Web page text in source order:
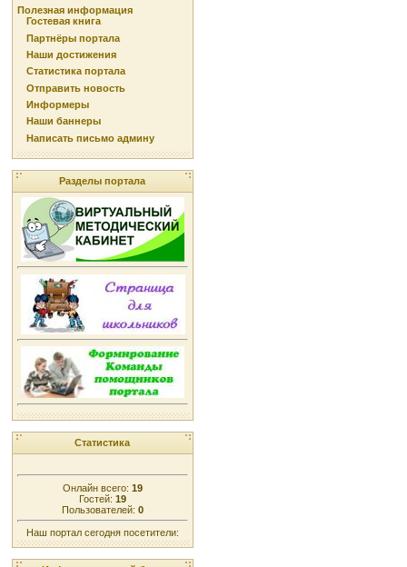
Полезная информация
Гостевая книга
Партнёры портала
Наши достижения
Статистика портала
Отправить новость
Информеры
Наши баннеры
Написать письмо админу
Разделы портала
Статистика
Онлайн всего: 19
Гостей: 19
Пользователей: 0
Наш портал сегодня посетители: